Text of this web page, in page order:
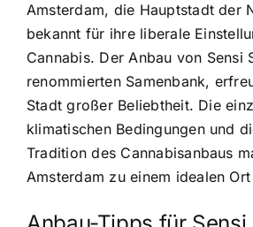
Amsterdam, die Hauptstadt der
bekannt für ihre liberale
Cannabis. Der Anbau von Sensi
renommierten Samenbank,
Stadt großer Beliebtheit. Die
klimatischen Bedingungen und
Tradition des Cannabisanbaus
Amsterdam zu einem idealen